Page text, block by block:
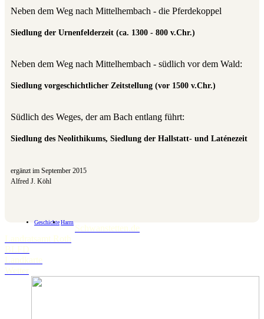
Neben dem Weg nach Mittelhembach - die Pferdekoppel
Siedlung der Urnenfelderzeit (ca. 1300 - 800 v.Chr.)
Neben dem Weg nach Mittelhembach - südlich vor dem Wald:
Siedlung vorgeschichtlicher Zeitstellung (vor 1500 v.Chr.)
Südlich des Weges, der am Bach entlang führt:
Siedlung des Neolithikums, Siedlung der Hallstatt- und Laténezeit
ergänzt im September 2015
Alfred J. Köhl
GeschichteHarm
Schwanstetten.de
Landratsamt Roth
BLFD
Landkarte
Wetter